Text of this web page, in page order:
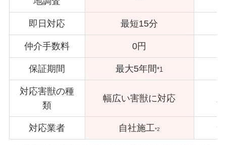
即日対応 最短15分
仲介手数料 0円
保証期間 最大5年間*1
対応害獣の種
類
幅広い害獣に対応
対応業者 自社施工*2